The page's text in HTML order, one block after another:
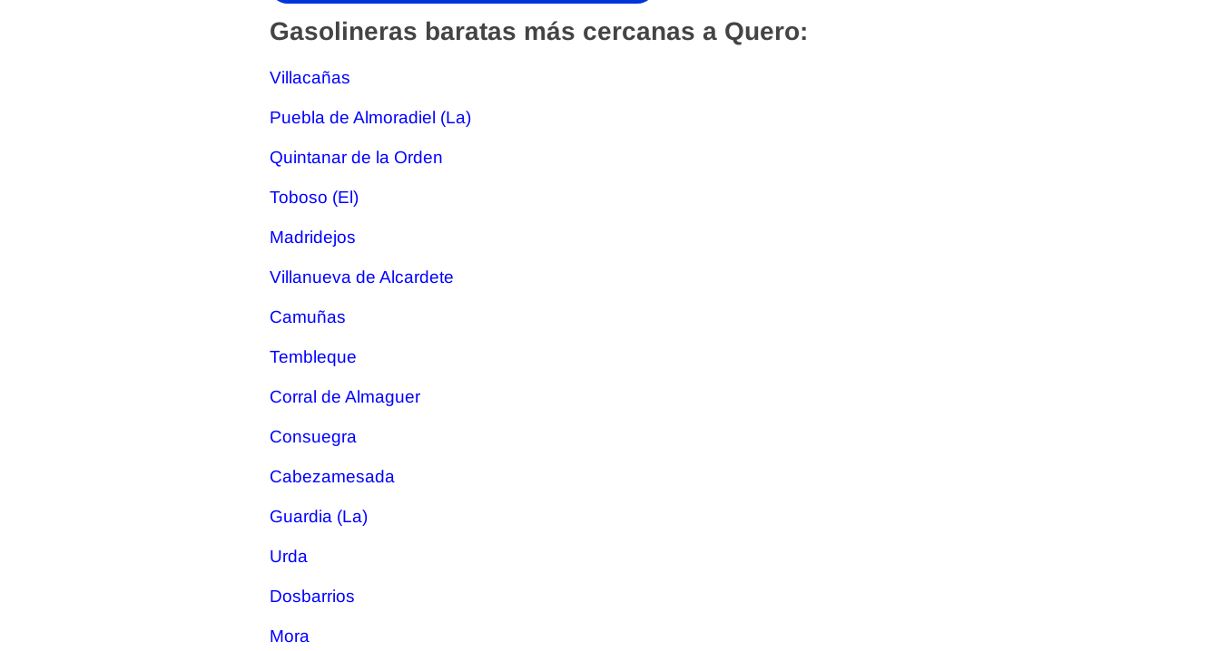
Gasolineras baratas más cercanas a Quero:
Villacañas
Puebla de Almoradiel (La)
Quintanar de la Orden
Toboso (El)
Madridejos
Villanueva de Alcardete
Camuñas
Tembleque
Corral de Almaguer
Consuegra
Cabezamesada
Guardia (La)
Urda
Dosbarrios
Mora